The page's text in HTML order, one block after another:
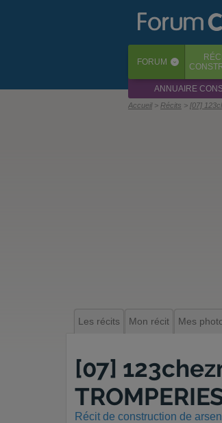
FORUM ‹
ANNUAIRE
Accueil Récits [07]
Les récits Mon récit Mes
[07]
Récit de construction de